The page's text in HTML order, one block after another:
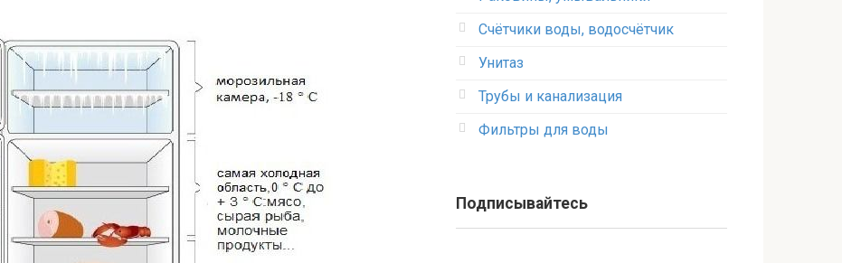
Счётчики воды, водосчётчик
Унитаз
Трубы и канализация
Фильтры для воды
Подписывайтесь